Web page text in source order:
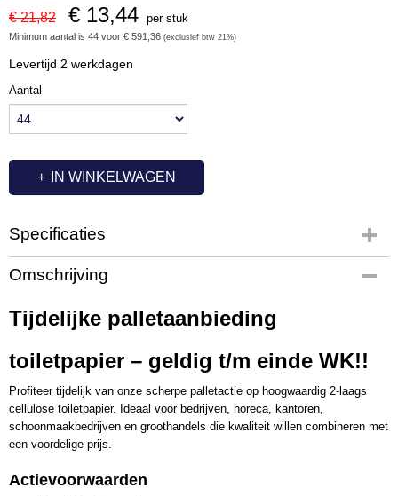
€ 21,82 € 13,44 per stuk
Minimum aantal is 44 voor € 591,36 (exclusief btw 21%)
Levertijd 2 werkdagen
Aantal
IN WINKELWAGEN
Specificaties
Productcode
P400V2LGS
Omschrijving
Tijdelijke palletaanbieding
toiletpapier – geldig t/m einde WK!!
Profiteer tijdelijk van onze scherpe palletactie op hoogwaardig 2-laags
cellulose toiletpapier. Ideaal voor bedrijven, horeca, kantoren,
schoonmaakbedrijven en groothandels die kwaliteit willen combineren met
een voordelige prijs.
Actievoorwaarden